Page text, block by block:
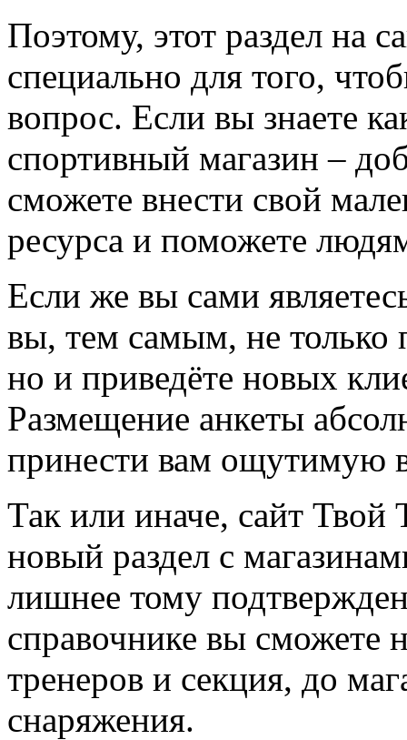
Поэтому, этот раздел на
специально для того,
вопрос. Если вы знаете
спортивный магазин –
сможете внести свой
ресурса и поможете
Если же вы сами
вы, тем самым, не только
но и приведёте новых
Размещение анкеты
принести вам ощутимую
Так или иначе, сайт Твой
новый раздел с
лишнее тому
справочнике вы сможете
тренеров и секция, до
снаряжения.